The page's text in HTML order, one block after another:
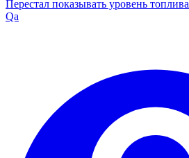
Перестал показывать уровень
Qa